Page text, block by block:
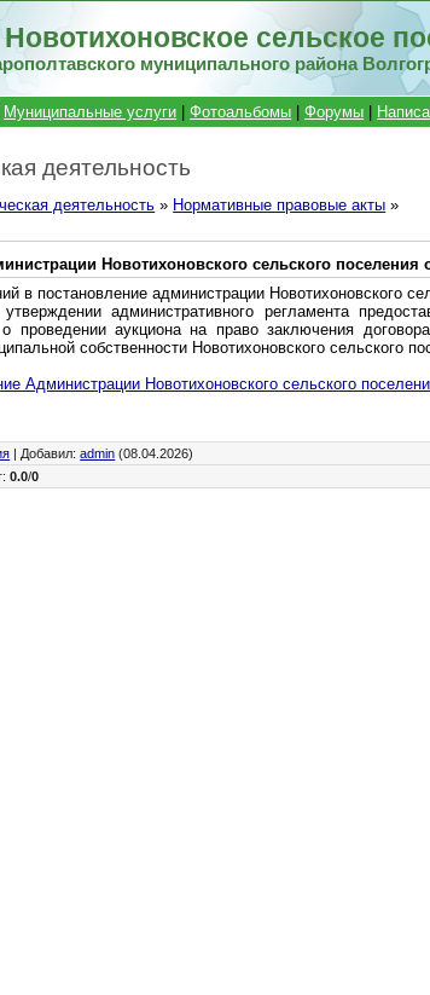
Новотихоновское сельское
муниципального района
Муниципальные услуги |Фотоальбомы |Форумы
деятельность
деятельность » Нормативные правовые акты »
Новотихоновского сельского поселения
в постановление администрации Новотихоновского
административного регламента
проведении аукциона на право заключения
собственности Новотихоновского сельского
Администрации Новотихоновского сельского
Добавил:admin (08.04.2026)
:0.0/0